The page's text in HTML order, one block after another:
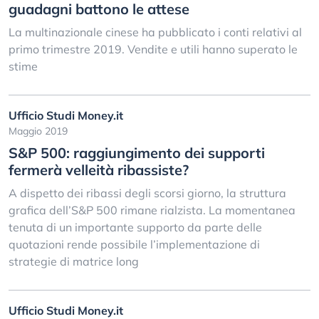
guadagni battono le attese
La multinazionale cinese ha pubblicato i conti relativi al
primo trimestre 2019. Vendite e utili hanno superato le
stime
Ufficio Studi Money.it
Maggio 2019
S&P 500: raggiungimento dei supporti
fermerà velleità ribassiste?
A dispetto dei ribassi degli scorsi giorno, la struttura
grafica dell’S&P 500 rimane rialzista. La momentanea
tenuta di un importante supporto da parte delle
quotazioni rende possibile l’implementazione di
strategie di matrice long
Ufficio Studi Money.it